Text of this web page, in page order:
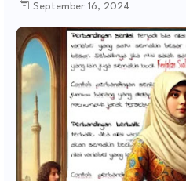
September 16, 2024